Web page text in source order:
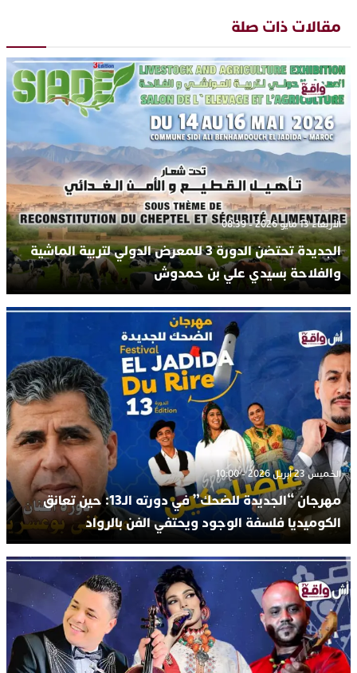
مقالات ذات صلة
الأربعاء 13 مايو 2026 - 08:39
الجديدة تحتضن الدورة 3 للمعرض الدولي لتربية الماشية
والفلاحة بسيدي علي بن حمدوش
الخميس 23 أبريل 2026 - 10:00
مهرجان “الجديدة للضحك” في دورته الـ13: حين تعانق
الكوميديا فلسفة الوجود ويحتفي الفن بالرواد